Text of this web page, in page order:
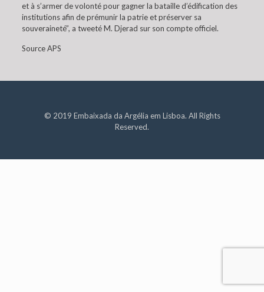
et à s’armer de volonté pour gagner la bataille d’édification des
institutions afin de prémunir la patrie et préserver sa
souveraineté”, a tweeté M. Djerad sur son compte officiel.
Source APS
© 2019 Embaixada da Argélia em Lisboa. All Rights
Reserved.